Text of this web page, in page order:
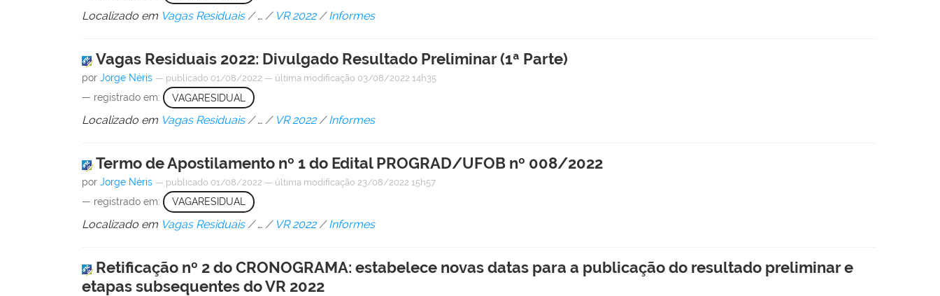
Localizado em Vagas Residuais /…/ VR 2022 /Informes
Vagas Residuais 2022: Divulgado Resultado Preliminar (1ª Parte)
porJorge Néris — publicado 01/08/2022 — última modificação 03/08/2022 14h35
— registrado em: VAGARESIDUAL
Localizado em Vagas Residuais /…/ VR 2022 /Informes
Termo de Apostilamento nº 1 do Edital PROGRAD/UFOB nº 008/2022
porJorge Néris — publicado 01/08/2022 — última modificação 23/08/2022 15h57
— registrado em: VAGARESIDUAL
Localizado em Vagas Residuais /… / VR 2022 /Informes
Retificação nº 2 do CRONOGRAMA: estabelece novas datas para a publicação do resultado preliminar e
etapas subsequentes do VR 2022